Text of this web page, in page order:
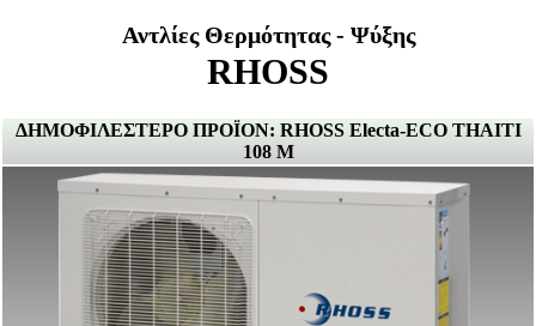
Αντλίες Θερμότητας - Ψύξης
RHOSS
ΔΗΜΟΦΙΛΕΣΤΕΡΟ ΠΡΟΪΟΝ: RHOSS Electa-ECO THAITI
108 M